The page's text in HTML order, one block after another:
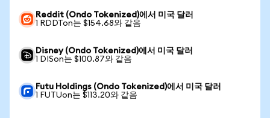
Reddit (Ondo Tokenized)에서 미국 달러
1 RDDTon는 $154.68와 같음
Disney (Ondo Tokenized)에서 미국 달러
1 DISon는 $100.87와 같음
Futu Holdings (Ondo Tokenized)에서 미국 달러
1 FUTUon는 $113.20와 같음